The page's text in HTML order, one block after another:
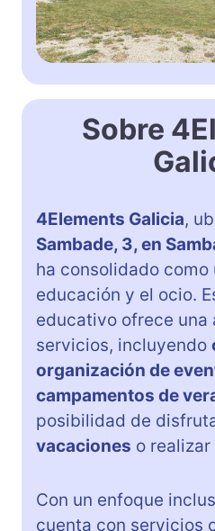
Sobre
4Elements Galicia,
Sambade, 3, en
ha consolidado como
educación y el ocio.
educativo ofrece una
servicios, incluyendo
organización de
campamentos de
posibilidad de
vacaciones o realizar
Con un enfoque
cuenta con servicios